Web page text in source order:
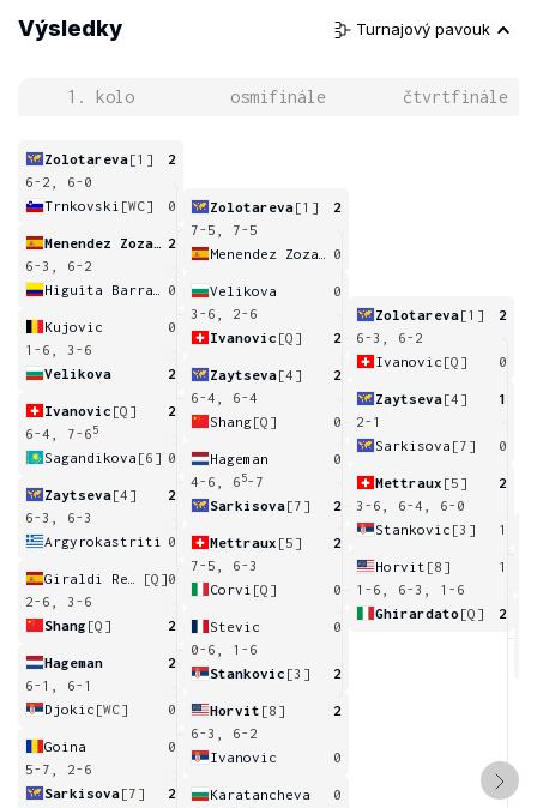
Výsledky Turnajový pavouk
1. kolo osmifinále čtvrtfinále
Zolotareva[1]
2
6-2, 6-0
Trnkovski [WC] 0
2
6-3, 6-2
0
Kujovic
0
1-6, 3-6
Velikova
2
Ivanovic [Q]
2
6-4, 7-6 5
Sagandikova [6] 0
Zaytseva[4]
2
6-3, 6-3
Argyrokastriti
0
[Q]0
2-6, 3-6
Shang [Q] 2
Hageman
2
6-1, 6-1
Djokic [WC] 0
Goina
0
5-7, 2-6
Sarkisova[7] 2
Zolotareva[1]
2
7-5, 7-5
0
Velikova
0
3-6, 2-6
Ivanovic [Q] 2
Zaytseva[4]
2
6-4, 6-4
Shang[Q] 0
Hageman
0
4-6, 6 5-7
Sarkisova[7] 2
Mettraux [5]
2
7-5, 6-3
Corvi [Q] 0
Stevic
0
0-6, 1-6
Stankovic [3] 2
Horvit [8]
2
6-3, 6-2
Ivanovic
0
Karatancheva
0
Zolotareva[1]
2
6-3, 6-2
Ivanovic [Q] 0
Zaytseva[4]
1
2-1
Sarkisova [7] 0
Mettraux [5]
2
3-6, 6-4, 6-0
Stankovic [3] 1
Horvit [8]
1
1-6, 6-3, 1-6
Ghirardato [Q] 2